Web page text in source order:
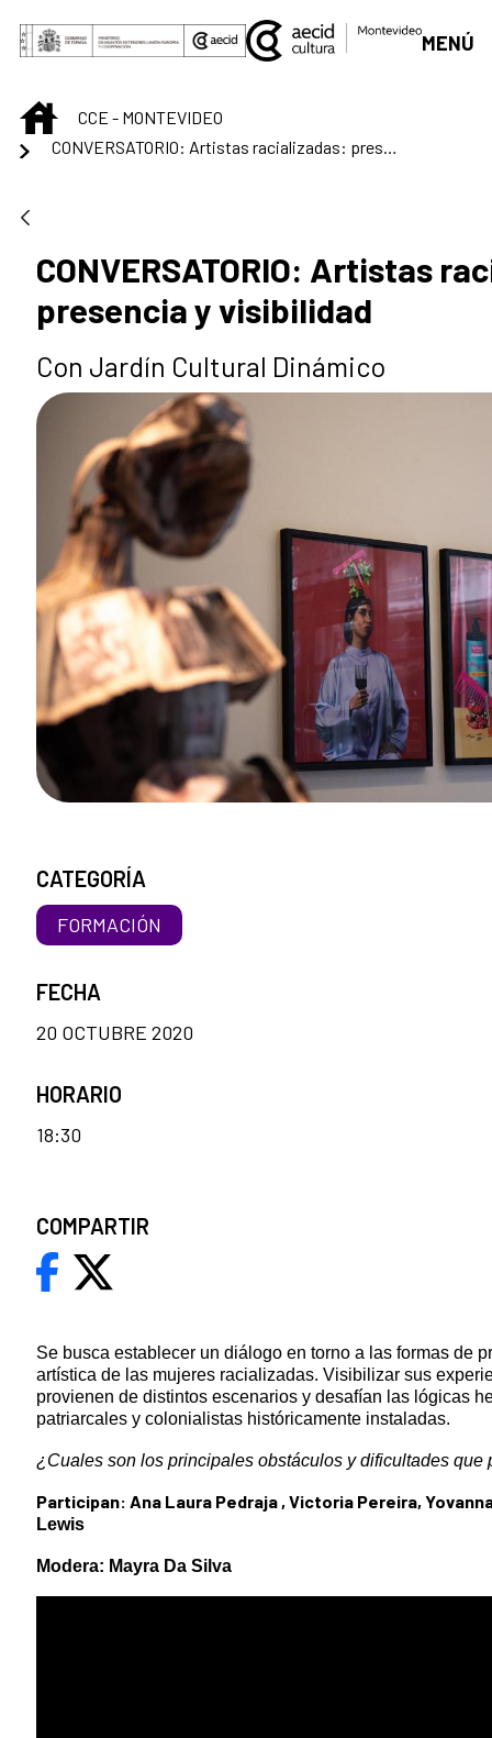
Saltar al contenido principal
MENÚ
INICIOCCE - MONTEVIDEO
CONVERSATORIO: Artistas racializadas: presencia y visibilidad
CONVERSATORIO: Artistas
presencia y visibilidad
Con Jardín Cultural Dinámico
Se busca establecer un diálogo en torno a las formas de
artística de las mujeres racializadas. Visibilizar sus
provienen de distintos escenarios y desafían las lógicas
patriarcales y colonialistas históricamente instaladas.
¿Cuales son los principales obstáculos y dificultades que
Participan: Ana Laura Pedraja , Victoria Pereira,
Lewis
Modera: Mayra Da Silva
CATEGORÍA
FORMACIÓN
FECHA
20 OCTUBRE 2020
HORARIO
18:30
COMPARTIR